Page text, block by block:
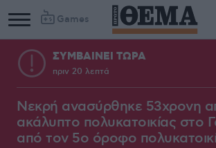
Games
ΣΥΜΒΑΙΝΕΙ ΤΩΡΑ
πριν 20 λεπτά
Νεκρή ανασύρθηκε 53χρονη
ακάλυπτο πολυκατοικίας στο
από τον 5ο όροφο